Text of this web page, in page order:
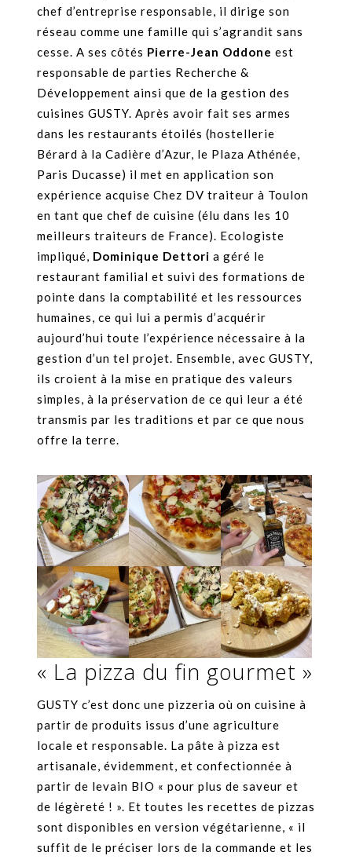
chef d’entreprise responsable, il dirige son
réseau comme une famille qui s’agrandit sans
cesse. A ses côtés Pierre-Jean Oddone est
responsable de parties Recherche &
Développement ainsi que de la gestion des
cuisines GUSTY. Après avoir fait ses armes
dans les restaurants étoilés (hostellerie
Bérard à la Cadière d’Azur, le Plaza Athénée,
Paris Ducasse) il met en application son
expérience acquise Chez DV traiteur à Toulon
en tant que chef de cuisine (élu dans les 10
meilleurs traiteurs de France). Ecologiste
impliqué, Dominique Dettori a géré le
restaurant familial et suivi des formations de
pointe dans la comptabilité et les ressources
humaines, ce qui lui a permis d’acquérir
aujourd’hui toute l’expérience nécessaire à la
gestion d’un tel projet. Ensemble, avec GUSTY,
ils croient à la mise en pratique des valeurs
simples, à la préservation de ce qui leur a été
transmis par les traditions et par ce que nous
offre la terre.
« La pizza du fin gourmet »
GUSTY c’est donc une pizzeria où on cuisine à
partir de produits issus d’une agriculture
locale et responsable. La pâte à pizza est
artisanale, évidemment, et confectionnée à
partir de levain BIO « pour plus de saveur et
de légèreté ! ». Et toutes les recettes de pizzas
sont disponibles en version végétarienne, « il
suffit de le préciser lors de la commande et les